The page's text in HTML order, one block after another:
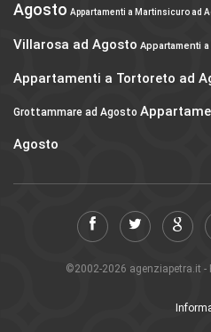
Agosto Appartamenti a Martinsicuro ad
Villarosa ad Agosto Appartamenti
Appartamenti a Tortoreto ad
Grottammare ad Agosto
Agosto
©2002-2026 agenziapetra.it -